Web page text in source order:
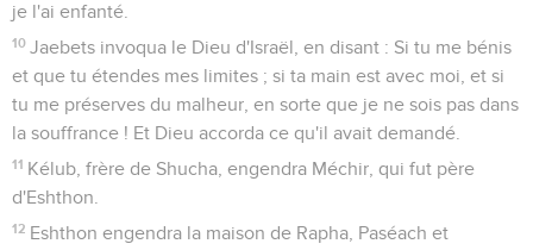
je l'ai enfanté.
10 Jaebets invoqua le Dieu d'Israël, en disant : Si tu me bénis
et que tu étendes mes limites ; si ta main est avec moi, et si
tu me préserves du malheur, en sorte que je ne sois pas dans
la souffrance ! Et Dieu accorda ce qu'il avait demandé.
11 Kélub, frère de Shucha, engendra Méchir, qui fut père
d'Eshthon.
12 Eshthon engendra la maison de Rapha, Paséach et